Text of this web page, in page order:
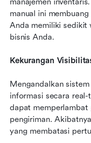
manual ini
Anda memiliki sedikit
bisnis Anda.
Kekurangan
Mengandalkan
informasi secara
dapat memperlambat
pengiriman.
yang membatasi